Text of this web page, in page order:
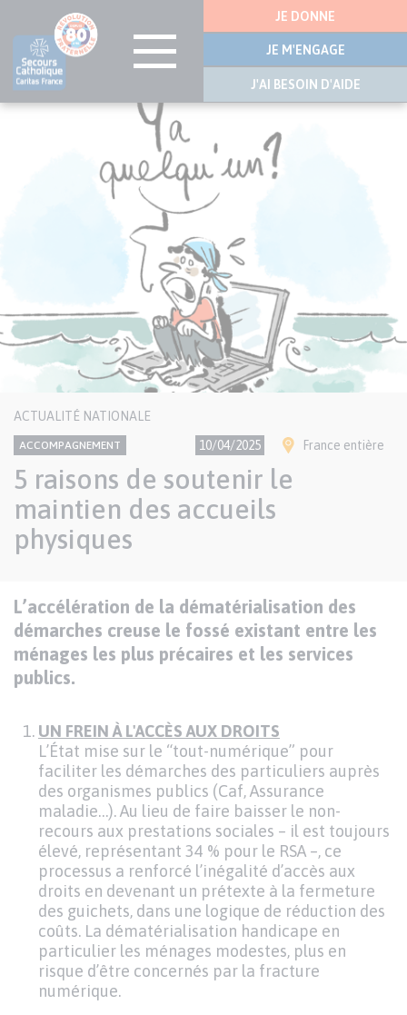
Aller
latérale
JE DONNE
JE M'ENGAGE
J'AI BESOIN D'AIDE
Visuel
CONTENU
NATIONAL
ACTUALITÉ NATIONALE
Thème
ACCOMPAGNEMENT 10/04/2025 Ville(s)
France entière
5 raisons de soutenir le
maintien des accueils
physiques
Paragraphes
de
contenu
Texte
L’accélération de la dématérialisation des
démarches creuse le fossé existant entre les
ménages les plus précaires et les services
publics.
TexteUN FREIN À L'ACCÈS AUX DROITS
L’État mise sur le “tout-numérique” pour
faciliter les démarches des particuliers auprès
des organismes publics (Caf, Assurance
maladie…). Au lieu de faire baisser le non-
recours aux prestations sociales – il est toujours
élevé, représentant 34 % pour le RSA –, ce
processus a renforcé l’inégalité d’accès aux
droits en devenant un prétexte à la fermeture
des guichets, dans une logique de réduction des
coûts. La dématérialisation handicape en
particulier les ménages modestes, plus en
risque d’être concernés par la fracture
numérique.